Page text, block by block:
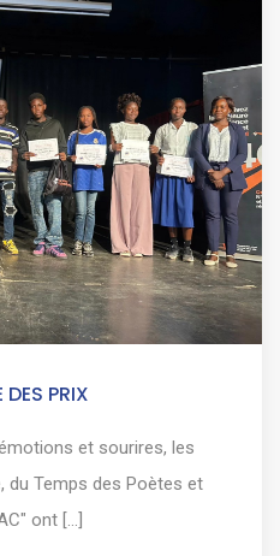
DES PRIX
et sourires, les
du Temps des Poètes et
ont [...]